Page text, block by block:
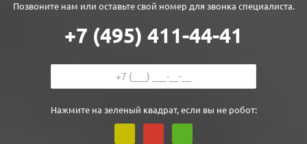
Позвоните нам или оставьте свой номер для звонка специалиста.
+7 (495) 411-44-41
Нажмите на зеленый квадрат, если вы не робот: